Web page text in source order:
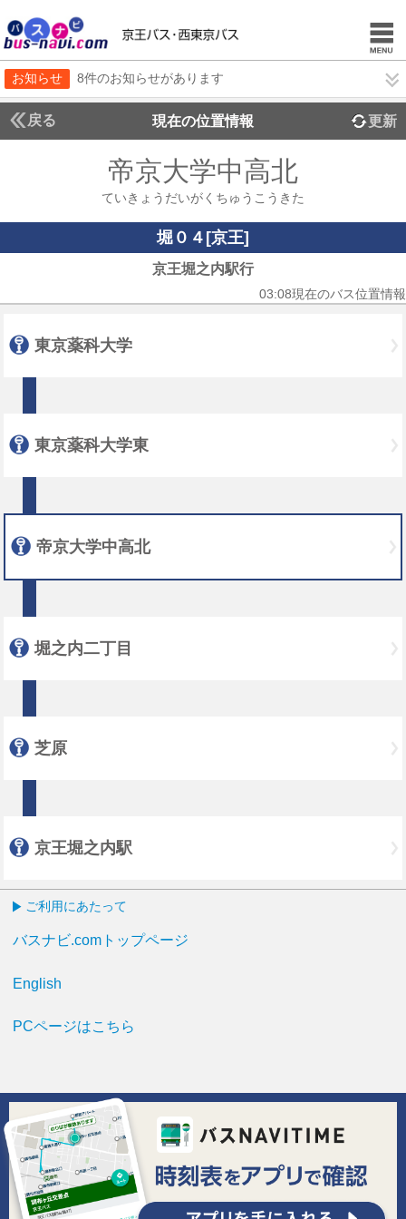
お知らせ 8件のお知らせがあります
戻る 現在の位置情報 更新
帝京大学中高北
ていきょうだいがくちゅうこうきた
堀０４[京王]
京王堀之内駅行
03:08現在のバス位置情報
東京薬科大学
東京薬科大学東
帝京大学中高北
堀之内二丁目
芝原
京王堀之内駅
ご利用にあたって
バスナビ.comトップページ
English
PCページはこちら